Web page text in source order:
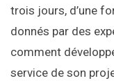
trois jours, d’une
donnés par des
comment
service de son